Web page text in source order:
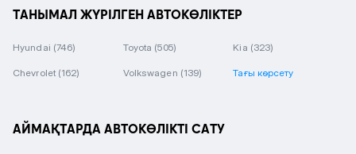
ТАНЫМАЛ ЖҮРІЛГЕН АВТОКӨЛІКТЕР
Hyundai (746) Toyota (505) Kia (323)
Chevrolet (162) Volkswagen (139) Тағы көрсету
АЙМАҚТАРДА АВТОКӨЛІКТІ САТУ